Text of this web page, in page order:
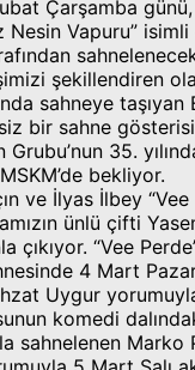
Çarşamba
Nesin Vapuru”
şekillendiren
sahneye
bir sahne
35.
bekliyor.
ve İlyas İlbey
ünlü çifti
çıkıyor. “Vee
4 Mart
Uygur
komedi
sahnelenen